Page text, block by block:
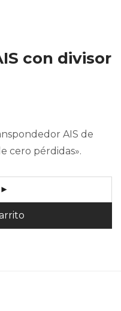
con divisor
AIS de
cero pérdidas».